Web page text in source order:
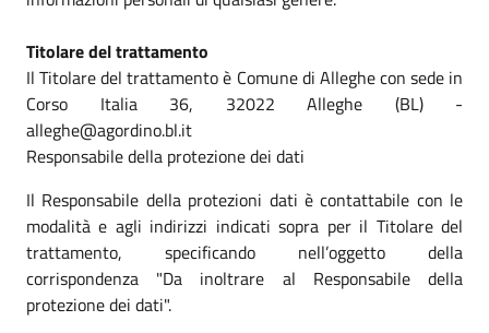
Titolare del trattamento
Il Titolare del trattamento è Comune di Alleghe con sede in
Corso Italia 36, 32022 Alleghe (BL) -
alleghe@agordino.bl.it
Responsabile della protezione dei dati
Il Responsabile della protezioni dati è contattabile con le
modalità e agli indirizzi indicati sopra per il Titolare del
trattamento, specificando nell’oggetto della
corrispondenza "Da inoltrare al Responsabile della
protezione dei dati".